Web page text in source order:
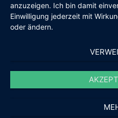
anzuzeigen. Ich bin damit
Einwilligung jederzeit mit
oder ändern.